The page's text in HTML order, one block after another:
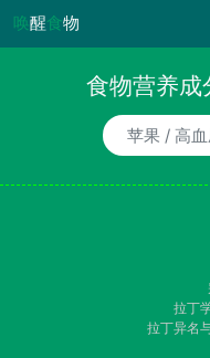
唤醒食物
食物营养
食物/AI食疗诉求/
拉丁
拉丁异名